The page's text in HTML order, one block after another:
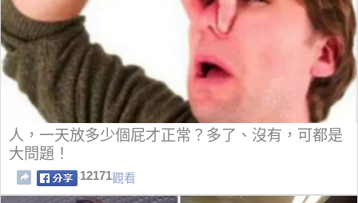
人，一天放多少個屁才正常？多了、沒有，可都是
大問題！
12171觀看